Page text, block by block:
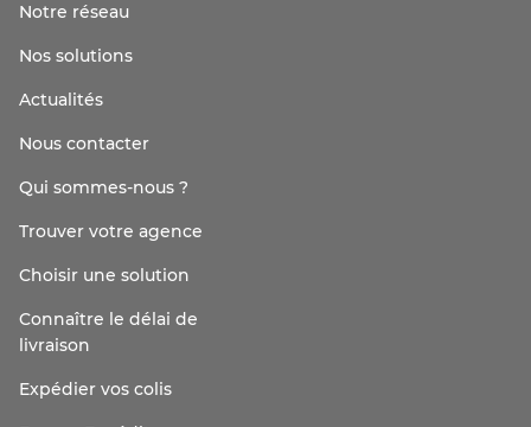
Notre réseau
Nos solutions
Actualités
Nous contacter
Qui sommes-nous ?
Trouver votre agence
Choisir une solution
Connaître le délai de
livraison
Expédier vos colis